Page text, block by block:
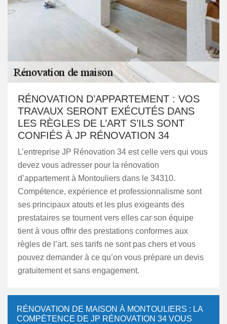
RÉNOVATION D’APPARTEMENT : VOS
TRAVAUX SERONT EXÉCUTÉS DANS
LES RÈGLES DE L’ART S’ILS SONT
CONFIÉS À JP RÉNOVATION 34
L’entreprise JP Rénovation 34 est celle vers qui vous
devez vous adresser pour la rénovation
d’appartement à Montouliers dans le 34310.
Compétence, expérience et professionnalisme sont
ses principaux atouts et les plus exigeants des
prestataires se tournent vers elles car son équipe
tient à vous offrir des prestations conformes aux
règles de l’art. ses tarifs ne sont pas chers et vous
pouvez demander à ce qu’on vous prépare un devis
gratuitement et sans engagement.
RÉNOVATION DE MAISON À MONTOULIERS : LA
COMPÉTENCE DE JP RÉNOVATION 34 VOUS